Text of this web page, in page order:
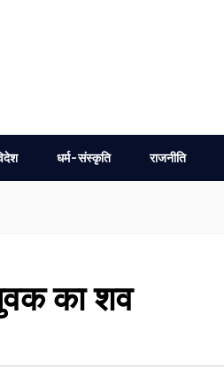
धर्म-संस्कृति राजनीति
का शव